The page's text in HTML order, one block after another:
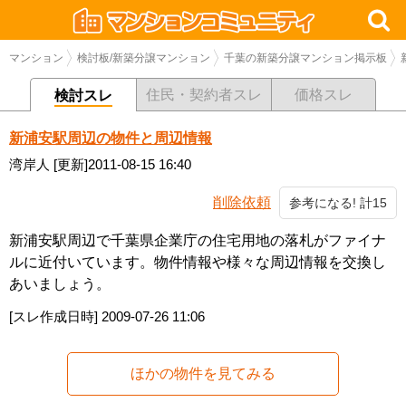
マンション 検討板/新築分譲マンション 千葉の新築分譲マンション掲示板
検討スレ 住民・契約者スレ 価格スレ
新浦安駅周辺の物件と周辺情報
湾岸人 [更新]2011-08-15 16:40
削除依頼 参考になる! 計15
新浦安駅周辺で千葉県企業庁の住宅用地の落札がファイナ
ルに近付いています。物件情報や様々な周辺情報を交換し
あいましょう。
[スレ作成日時] 2009-07-26 11:06
ほかの物件を見てみる